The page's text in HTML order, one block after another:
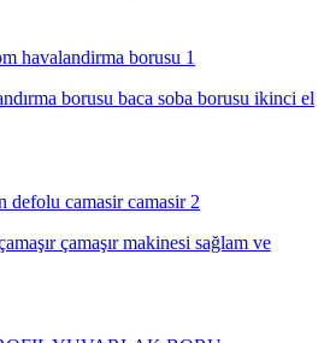
borusu baca soba borusu ikinci el
çamaşır makinesi sağlam ve